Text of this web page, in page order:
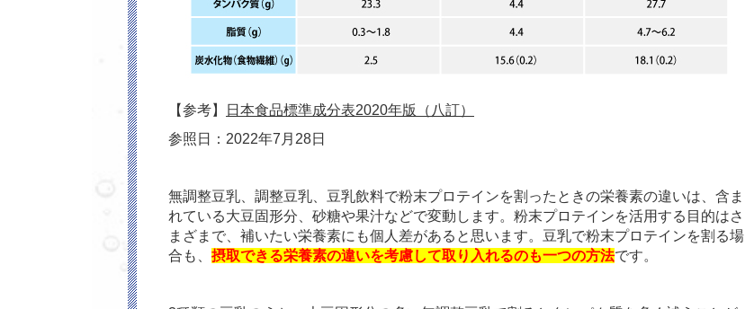
【参考】
日本食品標準成分表2020年版（八訂）
参照日：2022年7月28日
無調整豆乳、調整豆乳、豆乳飲料で粉末プロテインを割ったときの栄養素の違いは、含ま
れている大豆固形分、砂糖や果汁などで変動します。粉末プロテインを活用する目的はさ
まざまで、補いたい栄養素にも個人差があると思います。豆乳で粉末プロテインを割る場
合も、 摂取できる栄養素の違いを考慮して取り入れるのも一つの方法です。